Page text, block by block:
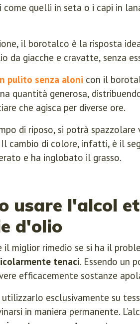
come quelli in seta o i capi in
il borotalco è la risposta
da giacche e cravatte, senza
pulito senza aloni con il
quantità generosa,
che agisca per diverse ore.
di riposo, si potrà
Il cambio di colore, infatti, è il
e ha inglobato il grasso.
usare l'alcol
d'olio
il miglior rimedio se si ha il
tenaci. Essendo un
efficacemente sostanze
utilizzarlo esclusivamente su
in maniera permanente.